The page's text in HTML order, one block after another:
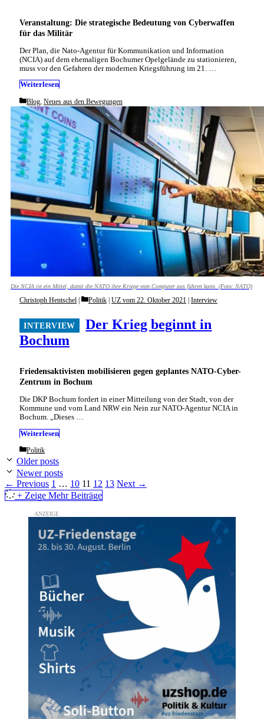
Veranstaltung: Die strategische Bedeutung von Cyberwaffen
für das Militär
Der Plan, die Nato-Agentur für Kommunikation und Information
(NCIA) auf dem ehemaligen Bochumer Opelgelände zu stationieren,
muss vor den Gefahren der modernen Kriegsführung im 21. …
Weiterlesen
Categories
Blog, Neues aus den Bewegungen
Die NCIA ist ein Mittel, damit die NATO ihre Kriege vom Computer aus führen kann. (Foto: NATO)
Friedensaktivisten mobilisieren gegen geplantes NATO-Cyber-
Zentrum in Bochum
Der Krieg beginnt in
Bochum
Christoph Hentschel Categories
Politik UZ vom 22. Oktober 2021 Interview
Die DKP Bochum fordert in einer Mitteilung von der Stadt, von der
Kommune und vom Land NRW ein Nein zur NATO-Agentur NCIA in
Bochum. „Dieses …
Weiterlesen
Categories
Politik
Older posts
Newer posts
← Previous Page
1 … Page
10 Page
11 Page
12 Page
13 Next →
+ Zeige Mehr Beiträge